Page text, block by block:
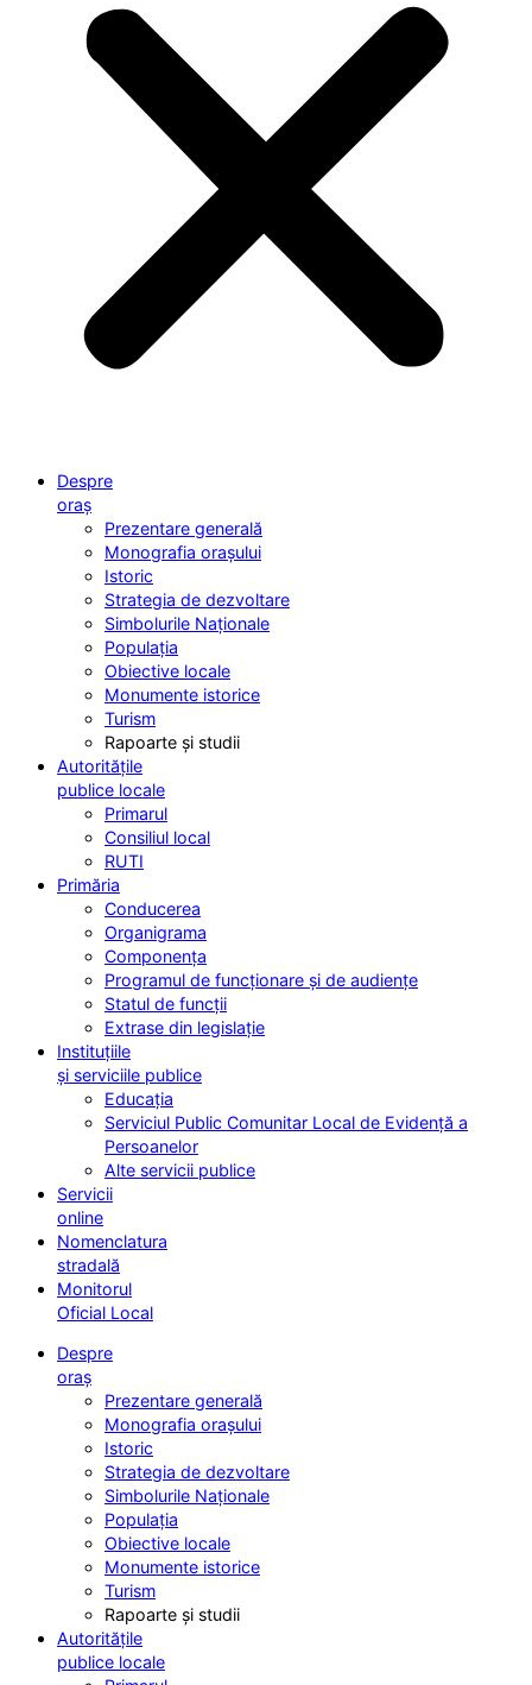
Despre
oraș
Prezentare generală
Monografia orașului
Istoric
Strategia de dezvoltare
Simbolurile Naționale
Populația
Obiective locale
Monumente istorice
Turism
Rapoarte și studii
Autoritățile
publice locale
Primarul
Consiliul local
RUTI
Primăria
Conducerea
Organigrama
Componența
Programul de funcționare și de audiențe
Statul de funcții
Extrase din legislație
Instituțiile
și serviciile publice
Educația
Serviciul Public Comunitar Local de Evidență a
Persoanelor
Alte servicii publice
Servicii
online
Nomenclatura
stradală
Monitorul
Oficial Local
Despre
oraș
Prezentare generală
Monografia orașului
Istoric
Strategia de dezvoltare
Simbolurile Naționale
Populația
Obiective locale
Monumente istorice
Turism
Rapoarte și studii
Autoritățile
publice locale